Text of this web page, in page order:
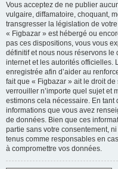
Vous acceptez de ne publier
vulgaire, diffamatoire, choquant,
transgresser la législation de
« Figbazar » est hébergé ou
pas ces dispositions, vous vous
définitif et nous nous réservons le
internet et les autorités officielles.
enregistrée afin d’aider au
fait que « Figbazar » ait le droit
verrouiller n’importe quel sujet et
estimons cela nécessaire. En tant
informations que vous avez
de données. Bien que ces
partie sans votre consentement,
tenus comme responsables en
à compromettre vos données.